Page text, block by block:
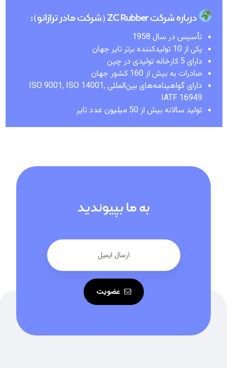
درباره شرکت ZC Rubber (شرکت مادر ترازانو):
تأسیس در سال 1958
یکی از 10 تولیدکننده برتر تایر جهان
دارای 5 کارخانه تولیدی در چین
صادرات به بیش از 160 کشور جهان
دارای گواهینامه‌های بین‌المللی ISO 9001, ISO 14001,
IATF 16949
تولید سالانه بیش از 50 میلیون عدد تایر
به ما بپیوندید
عضویت